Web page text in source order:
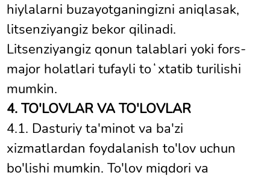
hiylalarni buzayotganingizni aniqlasak,
litsenziyangiz bekor qilinadi.
Litsenziyangiz qonun talablari yoki fors-
major holatlari tufayli toʻxtatib turilishi
mumkin.
4. TO'LOVLAR VA TO'LOVLAR
4.1. Dasturiy ta'minot va ba'zi
xizmatlardan foydalanish to'lov uchun
bo'lishi mumkin. To'lov miqdori va